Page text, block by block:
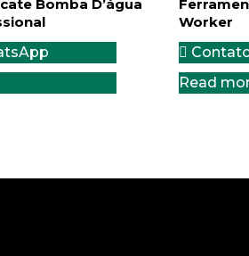
Bomba D’água
Worker
Read